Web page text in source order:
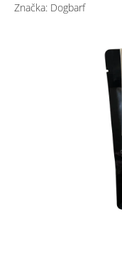
Značka: Dogbarf